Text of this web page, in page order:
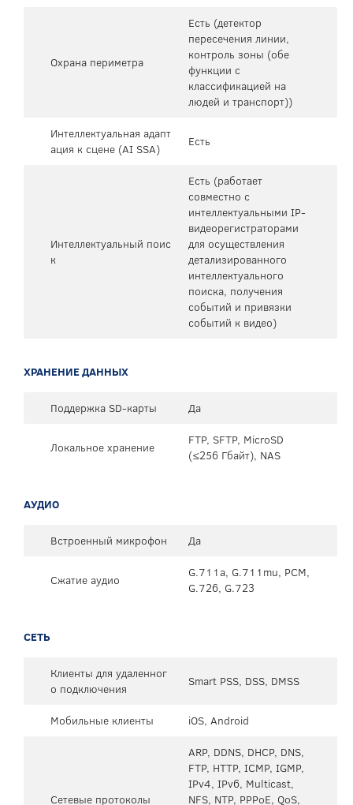
Охрана периметра
Есть (детектор
пересечения линии,
контроль зоны (обе
функции с
классификацией на
людей и транспорт))
Интеллектуальная адапт
ация к сцене (AI SSA)
Есть
Интеллектуальный поис
к
Есть (работает
совместно с
интеллектуальными IP-
видеорегистраторами
для осуществления
детализированного
интеллектуального
поиска, получения
событий и привязки
событий к видео)
ХРАНЕНИЕ ДАННЫХ
Поддержка SD-карты Да
Локальное хранение
FTP, SFTP, MicroSD
(≤256 Гбайт), NAS
АУДИО
Встроенный микрофон Да
Сжатие аудио
G.711a, G.711mu, PCM,
G.726, G.723
СЕТЬ
Клиенты для удаленног
о подключения
Smart PSS, DSS, DMSS
Мобильные клиенты iOS, Android
Сетевые протоколы
ARP, DDNS, DHCP, DNS,
FTP, HTTP, ICMP, IGMP,
IPv4, IPv6, Multicast,
NFS, NTP, PPPoE, QoS,